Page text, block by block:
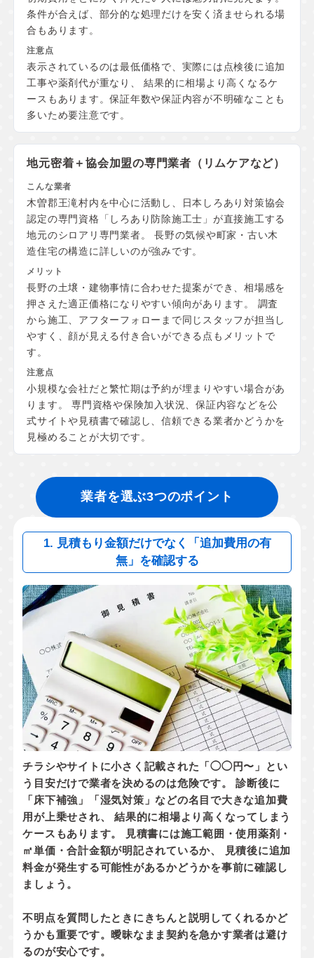
条件が合えば、部分的な処理だけを安く済ませられる場
合もあります。
表示されているのは最低価格で、実際には点検後に追加
工事や薬剤代が重なり、 結果的に相場より高くなるケ
ースもあります。保証年数や保証内容が不明確なことも
多いため要注意です。
地元密着＋協会加盟の専門業者（リムケアなど）
木曽郡王滝村内を中心に活動し、日本しろあり対策協会
認定の専門資格「しろあり防除施工士」が直接施工する
地元のシロアリ専門業者。 長野の気候や町家・古い木
造住宅の構造に詳しいのが強みです。
長野の土壌・建物事情に合わせた提案ができ、相場感を
押さえた適正価格になりやすい傾向があります。 調査
から施工、アフターフォローまで同じスタッフが担当し
やすく、顔が見える付き合いができる点もメリットで
す。
小規模な会社だと繁忙期は予約が埋まりやすい場合があ
ります。 専門資格や保険加入状況、保証内容などを公
式サイトや見積書で確認し、信頼できる業者かどうかを
見極めることが大切です。
業者を選ぶ3つのポイント
1. 見積もり金額だけでなく「追加費用の有
無」を確認する
チラシやサイトに小さく記載された「◯◯円〜」とい
う目安だけで業者を決めるのは危険です。 診断後に
「床下補強」「湿気対策」などの名目で大きな追加費
用が上乗せされ、 結果的に相場より高くなってしまう
ケースもあります。 見積書には施工範囲・使用薬剤・
㎡単価・合計金額が明記されているか、
見積後に追加
料金が発生する可能性があるかどうかを事前に確認し
ましょう。
不明点を質問したときにきちんと説明してくれるかど
うかも重要です。曖昧なまま契約を急かす業者は避け
るのが安心です。